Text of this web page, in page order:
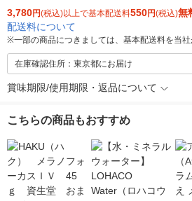
3,780円(税込)以上で基本配送料550円(税込)無
配送料について
※一部の商品につきましては、基本配送料を当社
在庫確認住所：東京都にお届け
賞味期限/使用期限・返品について
こちらの商品もおすすめ